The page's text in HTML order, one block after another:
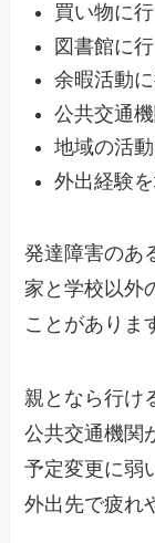
買い物に行
図書館に行
余暇活動に
公共交通
地域の活
外出経験
発達障害のあ
家と学校以外
ことがありま
親となら行け
公共交通機関
予定変更に弱
外出先で疲れ